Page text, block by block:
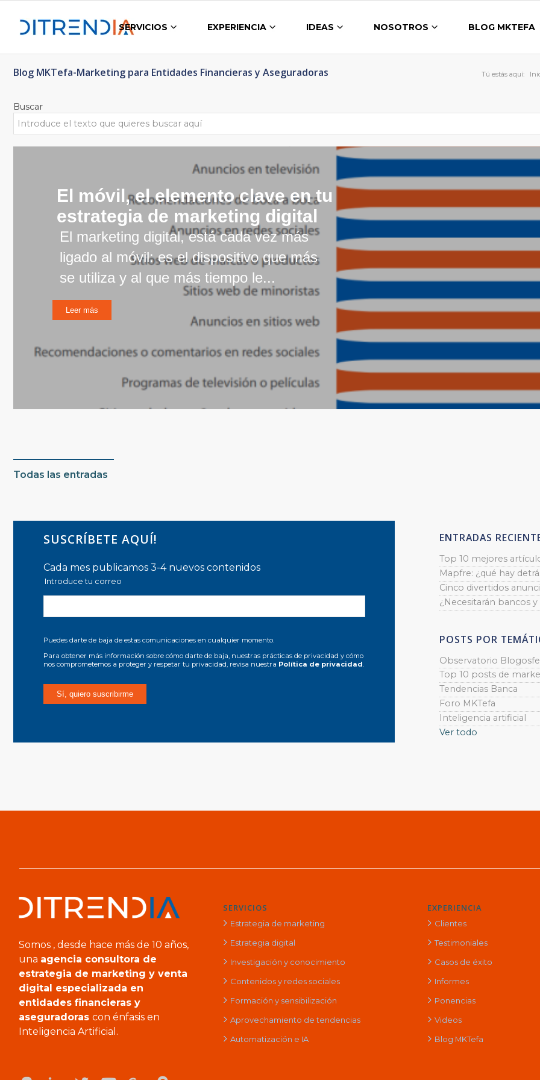
SERVICIOS EXPERIENCIA IDEAS NOSOTROS BLOG MKTEFA
Blog MKTefa-Marketing para Entidades Financieras y Aseguradoras Tú estás aquí:
Buscar
El móvil, el elemento clave en tu
estrategia de marketing digital
El marketing digital, está cada vez más
ligado al móvil: es el dispositivo que más
se utiliza y al que más tiempo le...
Leer más
Todas las entradas
SUSCRÍBETE AQUÍ!
Cada mes publicamos 3-4 nuevos contenidos
Introduce tu correo
Puedes darte de baja de estas comunicaciones en cualquier momento.
Para obtener más información sobre cómo darte de baja, nuestras prácticas de privacidad y cómo
nos comprometemos a proteger y respetar tu privacidad, revisa nuestra Política de privacidad
ENTRADAS
Top 10 mejores
Mapfre: ¿qué hay
Cinco divertidos
¿Necesitarán bancos
POSTS POR
Observatorio
Top 10 posts de
Tendencias Banca
Foro MKTefa
Inteligencia artificial
Ver todo
Somos , desde hace más de 10 años,
una agencia consultora de
estrategia de marketing y venta
digital especializada en
entidades financieras y
aseguradorascon énfasis en
Inteligencia Artificial.
SERVICIOS
Estrategia de marketing
Estrategia digital
Investigación y conocimiento
Contenidos y redes sociales
Formación y sensibilización
Aprovechamiento de tendencias
Automatización e IA
EXPERIENCIA
Clientes
Testimoniales
Casos de éxito
Informes
Ponencias
Videos
Blog MKTefa